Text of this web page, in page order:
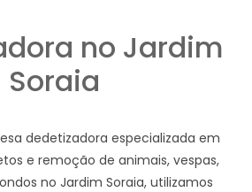
no Jardim
Soraia
dedetizadora especializada em
e remoção de animais, vespas,
no Jardim Soraia, utilizamos